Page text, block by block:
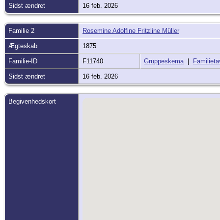
Sidst ændret 16 feb. 2026
Familie 2 Rosemine Adolfine Fritzline Müller
Ægteskab 1875
Familie-ID F11740 Gruppeskema|
Sidst ændret 16 feb. 2026
Begivenhedskort